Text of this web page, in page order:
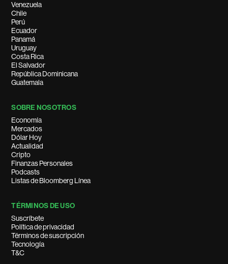
Venezuela
Chile
Perú
Ecuador
Panamá
Uruguay
Costa Rica
El Salvador
República Dominicana
Guatemala
SOBRE NOSOTROS
Economía
Mercados
Dólar Hoy
Actualidad
Cripto
Finanzas Personales
Podcasts
Listas de Bloomberg Línea
TÉRMINOS DE USO
Suscríbete
Política de privacidad
Términos de suscripción
Tecnología
T&C